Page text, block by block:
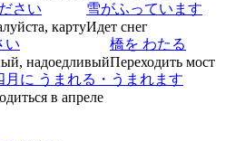
さい
карту
雪がふっています
Идет снег
い
надоедливый
橋を わたる
Переходить мост
月に うまれる・うまれます
в апреле